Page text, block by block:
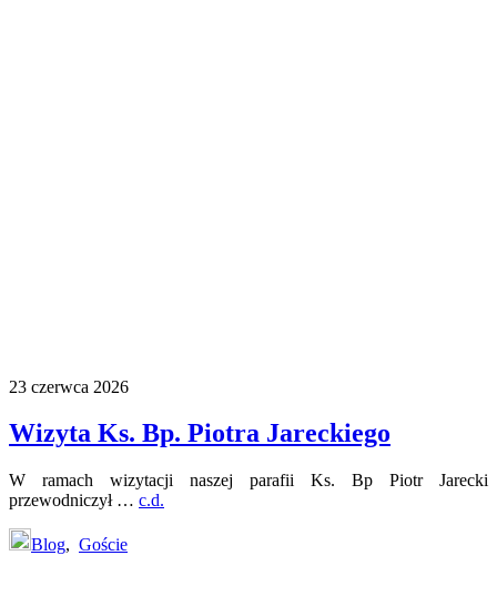
23 czerwca 2026
Wizyta Ks. Bp. Piotra Jareckiego
W ramach wizytacji naszej parafii Ks. Bp Piotr Jarecki
przewodniczył … c.d.
Blog, Goście